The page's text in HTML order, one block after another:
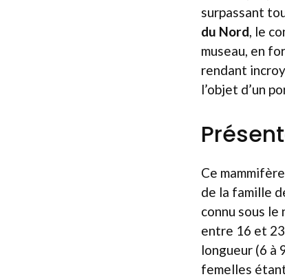
surpassant
du Nord, le
museau, en
rendant
l’objet d’un
Ce
de la famille
connu sous
entre 16 et
longueur (6 à
femelles